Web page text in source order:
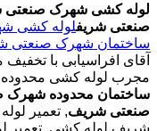
لوله کشی شهرک
صنعتی شریفلوله کشی
ساختمان شهرک صنعتی
آقای افراسیابی با
مجرب لوله کشی
ساختمان محدوده
صنعتی شریف, تعمیر
شریف,لوله کشی, تعمیر